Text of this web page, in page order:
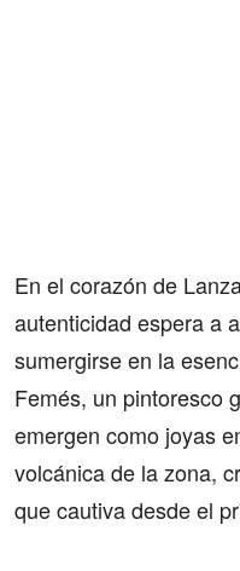
En el corazón de
autenticidad espera a
sumergirse en la
Femés, un pintoresco
emergen como joyas
volcánica de la zona,
que cautiva desde el